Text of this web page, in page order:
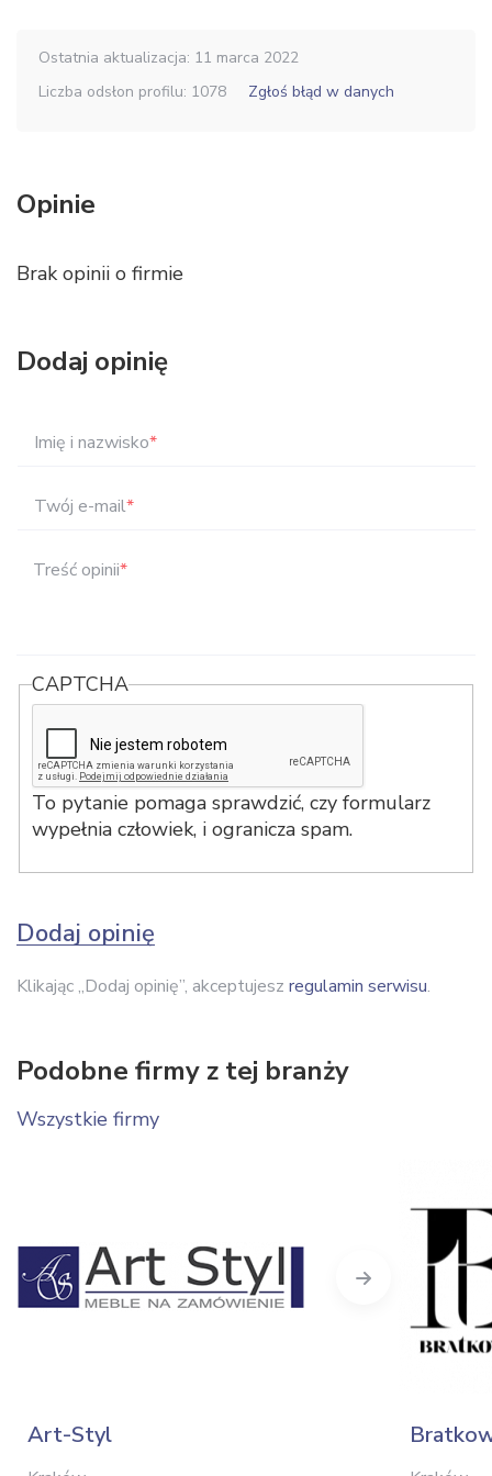
Ostatnia aktualizacja: 11 marca 2022
Liczba odsłon profilu: 1078
Zgłoś błąd w danych
Opinie
Brak opinii o firmie
Dodaj opinię
Imię i nazwisko*
Twój e-mail*
Treść opinii*
CAPTCHA
To pytanie pomaga sprawdzić, czy formularz
wypełnia człowiek, i ogranicza spam.
Dodaj opinię
Klikając „Dodaj opinię”, akceptujesz regulamin serwisu.
Podobne firmy z tej branży
Wszystkie firmy
Art-Styl